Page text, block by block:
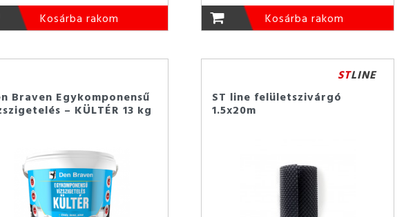
Kosárba rakom Kosárba rakom
Braven Egykomponensű
– KÜLTÉR 13 kg
STLINE
ST line felületszivárgó
1.5x20m